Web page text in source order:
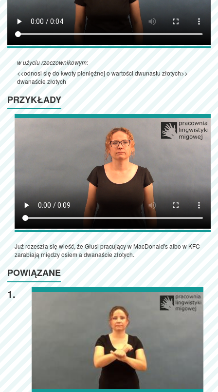
w użyciu rzeczownikowym:
<<odnosi się do kwoty pieniężnej o wartości dwunastu złotych>>
dwanaście złotych
PRZYKŁADY
Już rozeszła się wieść, że Głusi pracujący w MacDonald's albo w KFC
zarabiają między osiem a dwanaście złotych.
POWIĄZANE
1.